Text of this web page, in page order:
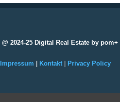
@ 2024-25 Digital Real Estate by pom+
Impressum Kontakt Privacy Policy